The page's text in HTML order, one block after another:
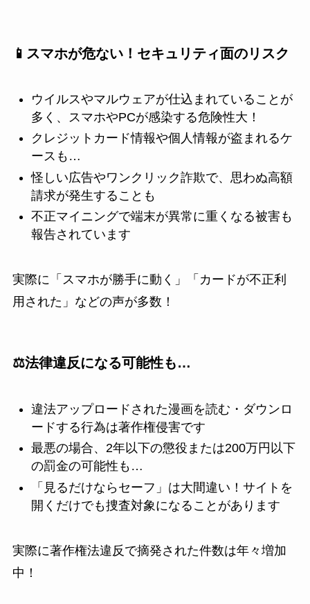
📱スマホが危ない！セキュリティ面のリスク
ウイルスやマルウェアが仕込まれていることが
多く、スマホやPCが感染する危険性大！
クレジットカード情報や個人情報が盗まれるケ
ースも…
怪しい広告やワンクリック詐欺で、思わぬ高額
請求が発生することも
不正マイニングで端末が異常に重くなる被害も
報告されています
実際に「スマホが勝手に動く」「カードが不正利
用された」などの声が多数！
⚖️法律違反になる可能性も…
違法アップロードされた漫画を読む・ダウンロ
ードする行為は著作権侵害です
最悪の場合、2年以下の懲役または200万円以下
の罰金の可能性も…
「見るだけならセーフ」は大間違い！サイトを
開くだけでも捜査対象になることがあります
実際に著作権法違反で摘発された件数は年々増加
中！